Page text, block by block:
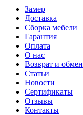
Замер
Доставка
Сборка мебели
Гарантия
Оплата
О нас
Возврат и обмен
Статьи
Новости
Сертификаты
Отзывы
Контакты